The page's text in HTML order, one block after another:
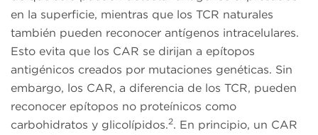
en la superficie, mientras que los TCR naturales
también pueden reconocer antígenos intracelulares.
Esto evita que los CAR se dirijan a epítopos
antigénicos creados por mutaciones genéticas. Sin
embargo, los CAR, a diferencia de los TCR, pueden
reconocer epítopos no proteínicos como
carbohidratos y glicolípidos.2. En principio, un CAR